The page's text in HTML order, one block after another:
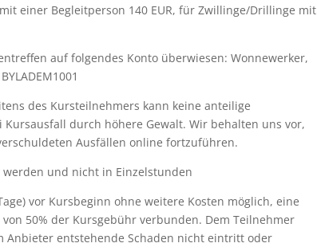
einer Begleitperson 140 EUR, für Zwillinge/Drillinge mit
auf folgendes Konto überwiesen: Wonnewerker,
des Kursteilnehmers kann keine anteilige
durch höhere Gewalt. Wir behalten uns vor,
Ausfällen online fortzuführen.
und nicht in Einzelstunden
vor Kursbeginn ohne weitere Kosten möglich, eine
50% der Kursgebühr verbunden. Dem Teilnehmer
Anbieter entstehende Schaden nicht eintritt oder